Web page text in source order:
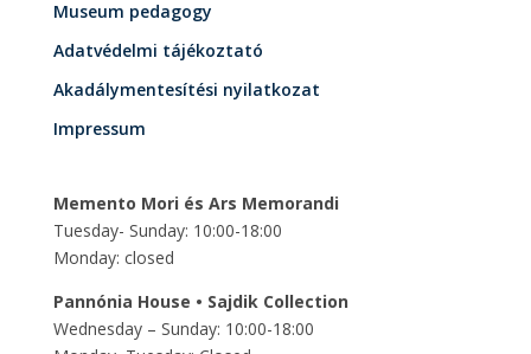
Museum pedagogy
Adatvédelmi tájékoztató
Akadálymentesítési nyilatkozat
Impressum
Memento Mori és Ars Memorandi
Tuesday- Sunday: 10:00-18:00
Monday: closed
Pannónia House • Sajdik Collection
Wednesday – Sunday: 10:00-18:00